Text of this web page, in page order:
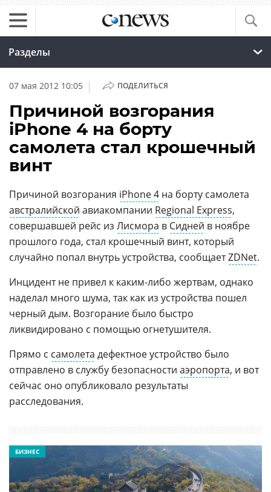
Разделы
07 мая 2012 10:05 | ПОДЕЛИТЬСЯ
Причиной возгорания
iPhone 4 на борту
самолета стал крошечный
винт
Причиной возгорания iPhone 4 на борту самолета
австралийской авиакомпании Regional Express,
совершавшей рейс из Лисмора в Сидней в ноябре
прошлого года, стал крошечный винт, который
случайно попал внутрь устройства, сообщаетZDNet.
Инцидент не привел к каким-либо жертвам, однако
наделал много шума, так как из устройства пошел
черный дым. Возгорание было быстро
ликвидировано с помощью огнетушителя.
Прямо с самолета дефектное устройство было
отправлено в службу безопасности аэропорта, и вот
сейчас оно опубликовало результаты
расследования.
БИЗНЕС